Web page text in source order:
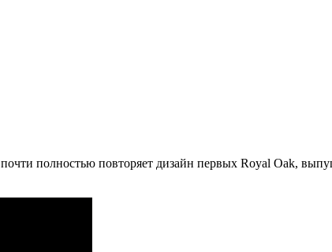
полностью повторяет дизайн первых Royal Oak,